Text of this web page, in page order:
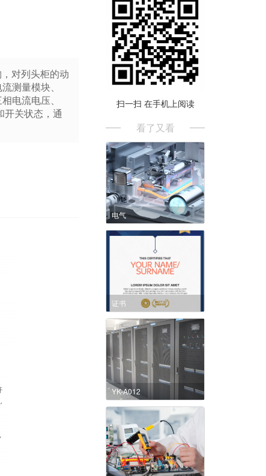
对列头柜的动
测量模块、
电流电压、
开关状态，通
扫一扫 在手机上阅读
看了又看
电气
证书
YK-A012